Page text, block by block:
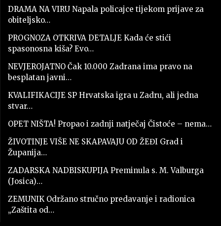
DRAMA NA VIRU Napala policajce tijekom prijave za
obiteljsko…
PROGNOZA OTKRIVA DETALJE Kada će stići
spasonosna kiša? Evo…
NEVJEROJATNO Čak 10.000 Zadrana ima pravo na
besplatan javni…
KVALIFIKACIJE SP Hrvatska igra u Zadru, ali jedna
stvar…
OPET NIŠTA! Propao i zadnji natječaj Čistoće – nema…
ŽIVOTINJE VIŠE NE SKAPAVAJU OD ŽEĐI Grad i
Županija…
ZADARSKA NADBISKUPIJA Preminula s. M. Valburga
(Josica)…
ZEMUNIK Održano stručno predavanje i radionica
„Zaštita od…